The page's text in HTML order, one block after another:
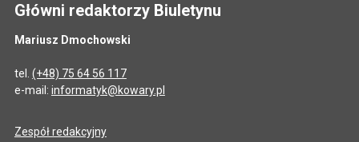
Główni redaktorzy Biuletynu
Mariusz Dmochowski
tel. (+48) 75 64 56 117
e-mail: informatyk@kowary.pl
Zespół redakcyjny